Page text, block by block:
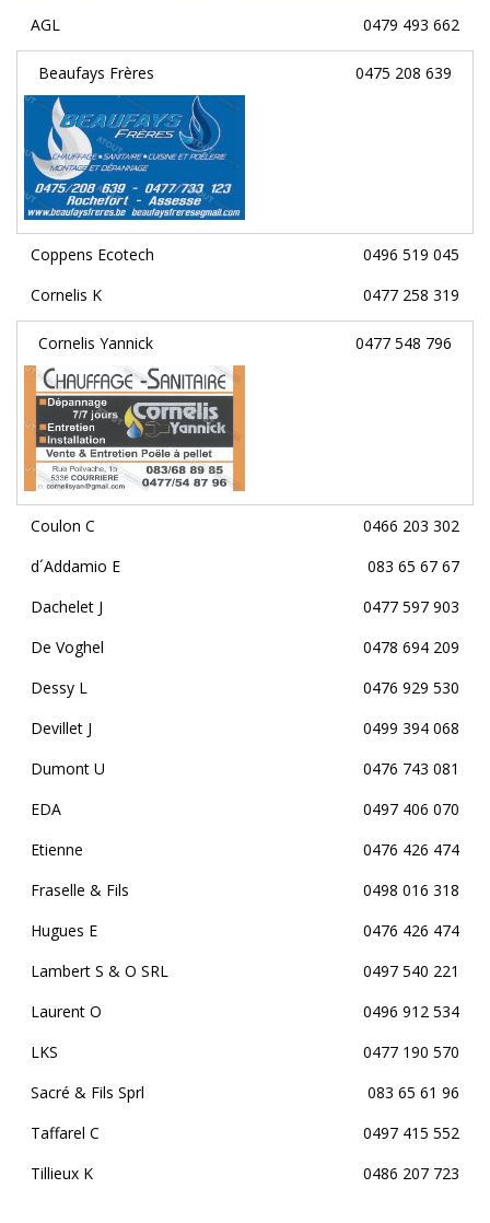
AGL 0479 493 662
Beaufays Frères 0475 208 639
Coppens Ecotech
0496 519 045
Cornelis K
0477 258 319
Cornelis Yannick 0477 548 796
Coulon C
0466 203 302
d´Addamio E
083 65 67 67
Dachelet J
0477 597 903
De Voghel
0478 694 209
Dessy L
0476 929 530
Devillet J
0499 394 068
Dumont U
0476 743 081
EDA
0497 406 070
Etienne
0476 426 474
Fraselle & Fils
0498 016 318
Hugues E
0476 426 474
Lambert S & O SRL
0497 540 221
Laurent O
0496 912 534
LKS
0477 190 570
Sacré & Fils Sprl
083 65 61 96
Taffarel C
0497 415 552
Tillieux K
0486 207 723